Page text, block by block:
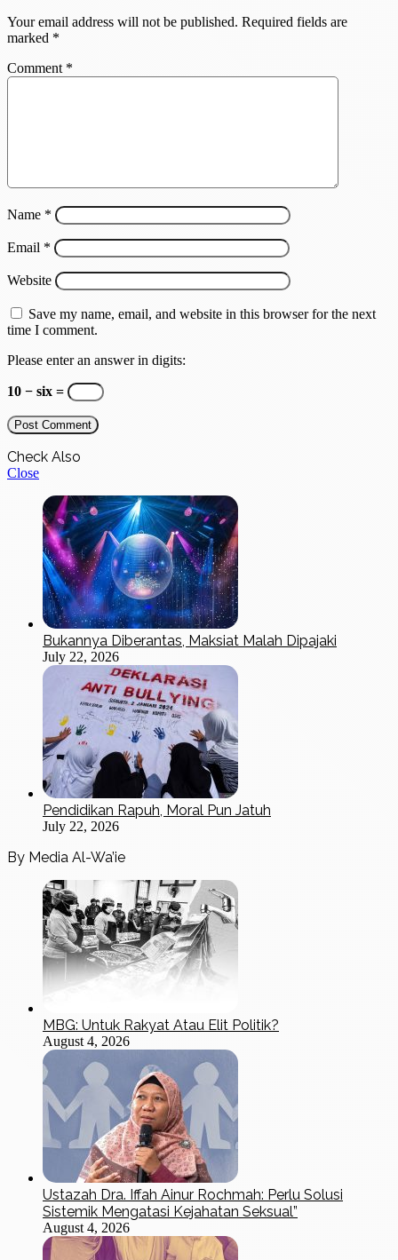
Your email address will not be published. Required fields are
marked *
Comment *
Name *
Email *
Website
Save my name, email, and website in this browser for the next
time I comment.
Please enter an answer in digits:
10 − six =
Check Also
Close
Bukannya Diberantas, Maksiat Malah Dipajaki
July 22, 2026
Pendidikan Rapuh, Moral Pun Jatuh
July 22, 2026
By Media Al-Wa’ie
MBG: Untuk Rakyat Atau Elit Politik?
August 4, 2026
Ustazah Dra. Iffah Ainur Rochmah: Perlu Solusi
Sistemik Mengatasi Kejahatan Seksual”
August 4, 2026